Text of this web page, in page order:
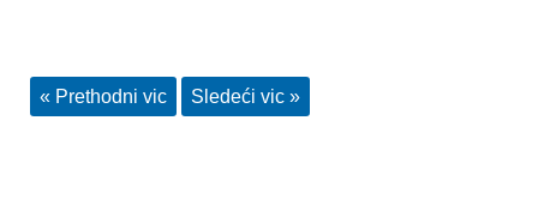
« Prethodni vic Sledeći vic »